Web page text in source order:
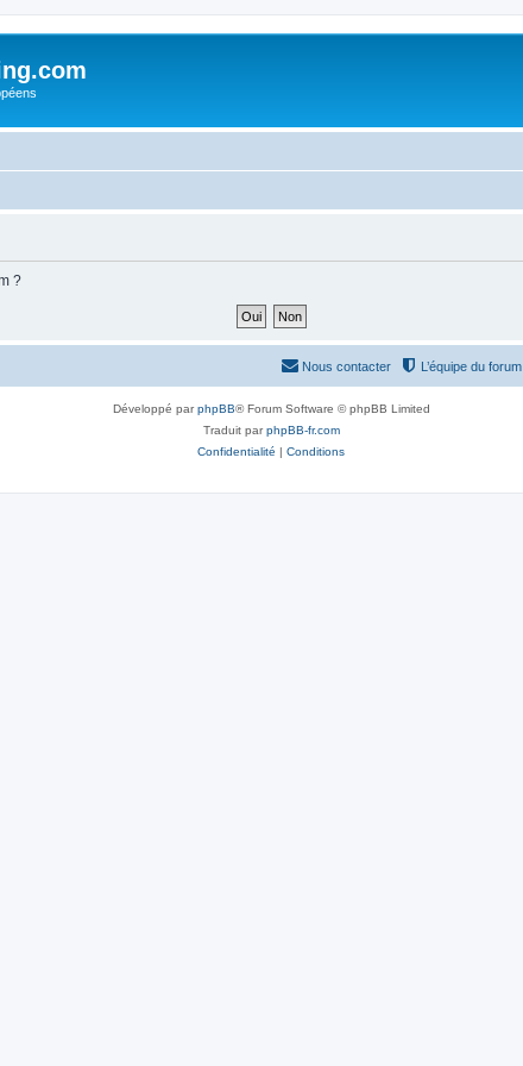
?
L’équipe du forum
Nous contacter
Développé parphpBB® Forum Software © phpBB Limited
Traduit parphpBB-fr.com
Confidentialité | Conditions